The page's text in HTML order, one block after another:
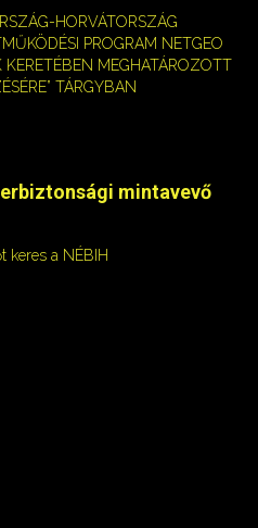
HORVÁTORSZÁG
PROGRAM NETGEO
KERETÉBEN MEGHATÁROZOTT
TÁRGYBAN
mintavevő
keres a NÉBIH